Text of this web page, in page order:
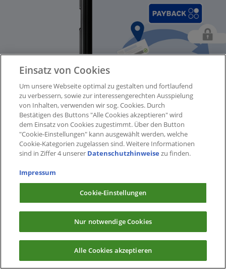
Einsatz von Cookies
Um unsere Webseite optimal zu gestalten und fortlaufend
zu verbessern, sowie zur interessengerechten Ausspielung
von Inhalten, verwenden wir sog. Cookies. Durch
Bestätigen des Buttons "Alle Cookies akzeptieren" wird
dem Einsatz von Cookies zugestimmt. Über den Button
"Cookie-Einstellungen" kann ausgewählt werden, welche
Cookie-Kategorien zugelassen sind. Weitere Informationen
sind in Ziffer 4 unserer Datenschutzhinweise zu finden.
Impressum
Cookie-Einstellungen
Nur notwendige Cookies
Alle Cookies akzeptieren